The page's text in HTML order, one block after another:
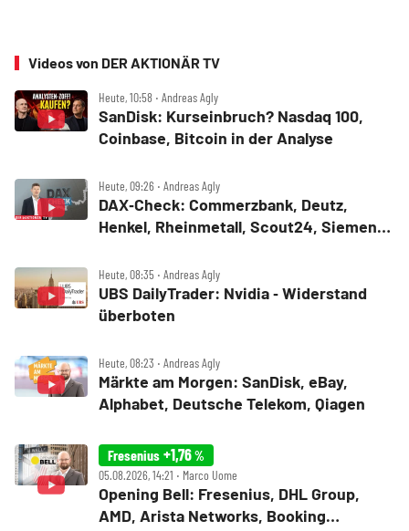
Videos von DER AKTIONÄR TV
Heute, 10:58 ‧ Andreas Agly
SanDisk: Kurseinbruch? Nasdaq 100,
Coinbase, Bitcoin in der Analyse
Heute, 09:26 ‧ Andreas Agly
DAX‑Check: Commerzbank, Deutz,
Henkel, Rheinmetall, Scout24, Siemens,
Heute, 08:35 ‧ Andreas Agly
UBS DailyTrader: Nvidia ‑ Widerstand
überboten
Heute, 08:23 ‧ Andreas Agly
Märkte am Morgen: SanDisk, eBay,
Alphabet, Deutsche Telekom, Qiagen
Fresenius +1,76%
05.08.2026, 14:21 ‧ Marco Uome
Opening Bell: Fresenius, DHL Group,
AMD, Arista Networks, Booking